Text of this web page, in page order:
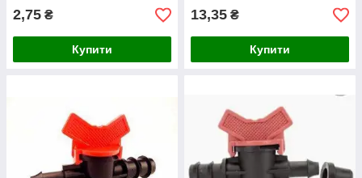
2,75 ₴
Купити
13,35 ₴
Купити